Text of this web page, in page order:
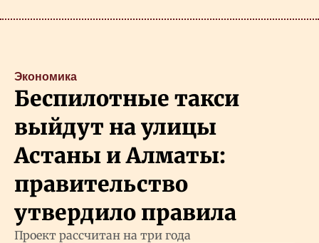
Экономика
Беспилотные такси
выйдут на улицы
Астаны и Алматы:
правительство
утвердило правила
Проект рассчитан на три года